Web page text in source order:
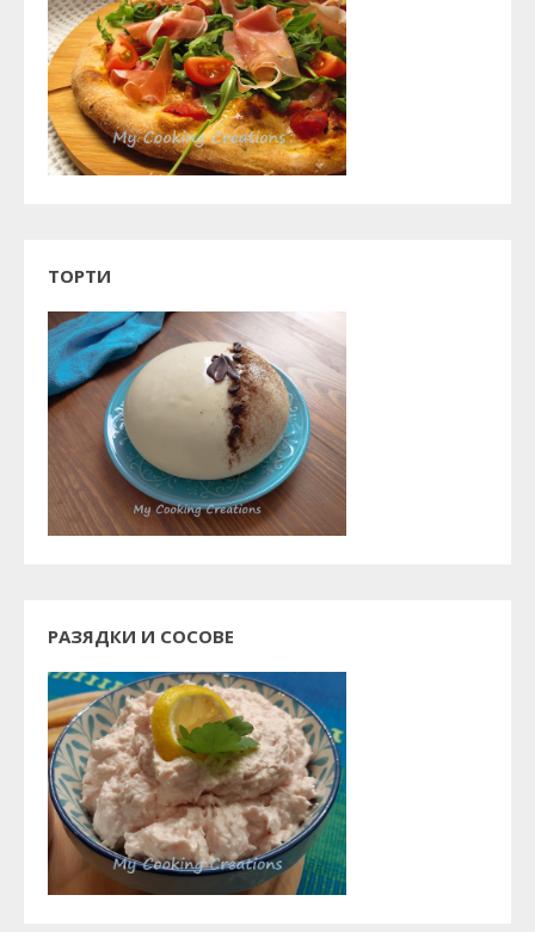
ТОРТИ
РАЗЯДКИ И СОСОВЕ